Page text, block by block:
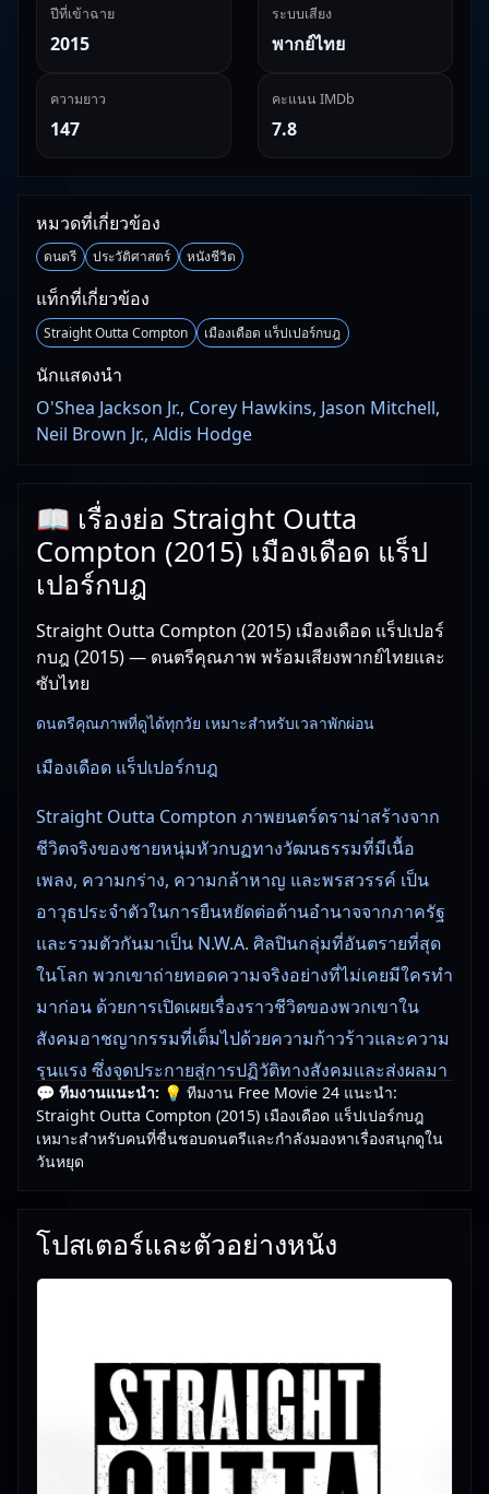
ปีที่เข้าฉาย
2015
ระบบเสียง
พากย์ไทย
ความยาว
147
คะแนน IMDb
7.8
หมวดที่เกี่ยวข้อง
ดนตรี ประวัติศาสตร์ หนังชีวิต
แท็กที่เกี่ยวข้อง
Straight Outta Compton เมืองเดือด แร็ปเปอร์กบฎ
นักแสดงนำ
O'Shea Jackson Jr., Corey Hawkins, Jason Mitchell,
Neil Brown Jr., Aldis Hodge
📖 เรื่องย่อ Straight Outta
Compton (2015) เมืองเดือด แร็ป
เปอร์กบฎ
Straight Outta Compton (2015) เมืองเดือด แร็ปเปอร์
กบฎ (2015) — ดนตรีคุณภาพ พร้อมเสียงพากย์ไทยและ
ซับไทย
ดนตรีคุณภาพที่ดูได้ทุกวัย เหมาะสำหรับเวลาพักผ่อน
เมืองเดือด แร็ปเปอร์กบฎ
Straight Outta Compton ภาพยนตร์ดราม่าสร้างจาก
ชีวิตจริงของชายหนุ่มหัวกบฏทางวัฒนธรรมที่มีเนื้อ
เพลง, ความกร่าง, ความกล้าหาญ และพรสวรรค์ เป็น
อาวุธประจำตัวในการยืนหยัดต่อต้านอำนาจจากภาครัฐ
และรวมตัวกันมาเป็น N.W.A. ศิลปินกลุ่มที่อันตรายที่สุด
ในโลก พวกเขาถ่ายทอดความจริงอย่างที่ไม่เคยมีใครทำ
มาก่อน ด้วยการเปิดเผยเรื่องราวชีวิตของพวกเขาใน
สังคมอาชญากรรมที่เต็มไปด้วยความก้าวร้าวและความ
รุนแรง ซึ่งจุดประกายสู่การปฏิวัติทางสังคมและส่งผลมา
ถึงปัจจุบัน
🎥อัปเดตโดยทีมงาน Free Movie 24
💬 ทีมงานแนะนำ: 💡 ทีมงาน Free Movie 24 แนะนำ:
Straight Outta Compton (2015) เมืองเดือด แร็ปเปอร์กบฎ
เหมาะสำหรับคนที่ชื่นชอบดนตรีและกำลังมองหาเรื่องสนุกดูใน
วันหยุด
โปสเตอร์และตัวอย่างหนัง